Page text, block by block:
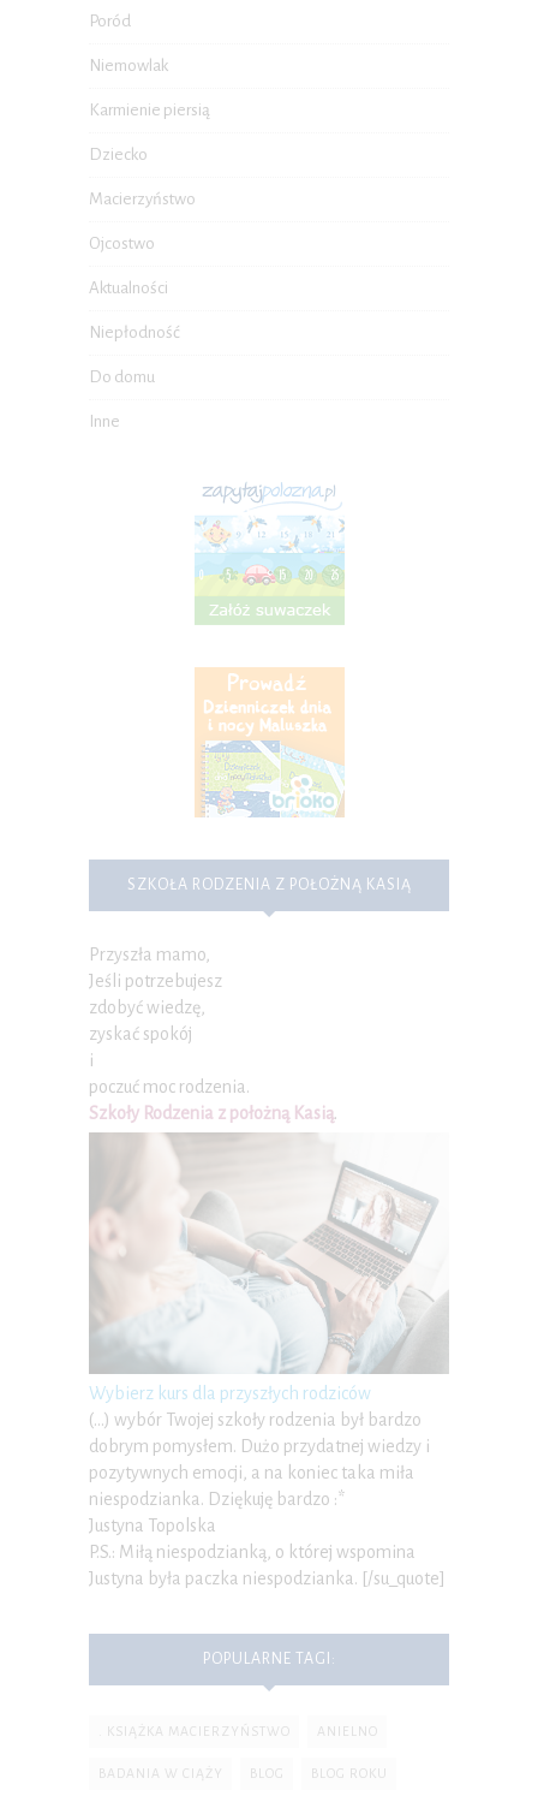
Poród
Niemowlak
Karmienie piersią
Dziecko
Macierzyństwo
Ojcostwo
Aktualności
Niepłodność
Do domu
Inne
SZKOŁA RODZENIA Z POŁOŻNĄ KASIĄ
Przyszła mamo,
Jeśli potrzebujesz
zdobyć wiedzę,
zyskać spokój
i
poczuć moc rodzenia.
Szkoły Rodzenia z położną Kasią.
Wybierz kurs dla przyszłych rodziców
(…) wybór Twojej szkoły rodzenia był bardzo
dobrym pomysłem. Dużo przydatnej wiedzy i
pozytywnych emocji, a na koniec taka miła
niespodzianka. Dziękuję bardzo :*
Justyna Topolska
P.S.: Miłą niespodzianką, o której wspomina
Justyna była paczka niespodzianka. [/su_quote]
POPULARNE TAGI:
. KSIĄŻKA MACIERZYŃSTWO ANIELNO
BADANIA W CIĄŻY BLOG BLOG ROKU